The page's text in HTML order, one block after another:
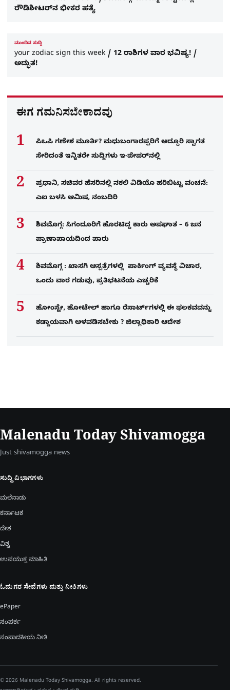
ರೌಡಿಶೀಟರ್​ನ ಭೀಕರ ಹತ್ಯೆ
ಮುಂದಿನ ಸುದ್ದಿ
your zodiac sign this week / 12 ರಾಶಿಗಳ ವಾರ ಭವಿಷ್ಯ! /
ಅದ್ಭುತ!
ಈಗ ಗಮನಿಸಬೇಕಾದವು
ಪಿಒಪಿ ಗಣೇಶ ಮೂರ್ತಿ? ಮಧುಬಂಗಾರಪ್ಪರಿಗೆ ಅದ್ದೂರಿ ಸ್ವಾಗತ
ಸೇರಿದಂತೆ ಇನ್ನಿತರೇ ಸುದ್ದಿಗಳು ಇ-ಪೇಪರ್​ನಲ್ಲಿ
ಪ್ರಧಾನಿ, ಸಚಿವರ ಹೆಸರಿನಲ್ಲಿ ನಕಲಿ ವಿಡಿಯೊ ಹರಿಬಿಟ್ಟು ವಂಚನೆ:
ಎಐ ಬಳಸಿ ಆಮಿಷ, ನಂಬದಿರಿ
ಶಿವಮೊಗ್ಗ: ಸಿಗಂದೂರಿಗೆ ಹೊರಟಿದ್ದ ಕಾರು ಅಪಘಾತ – 6 ಜನ
ಪ್ರಾಣಾಪಾಯದಿಂದ ಪಾರು
ಶಿವಮೊಗ್ಗ : ಖಾಸಗಿ ಆಸ್ಪತ್ರೆಗಳಲ್ಲಿ ಪಾರ್ಕಿಂಗ್​ ವ್ಯವಸ್ಥೆ ವಿಚಾರ,
ಒಂದು ವಾರ ಗಡುವು, ಪ್ರತಿಭಟನೆಯ ಎಚ್ಚರಿಕೆ
ಹೋಂಸ್ಟೇ, ಹೋಟೇಲ್ ಹಾಗೂ ರೆಸಾರ್ಟ್‌ಗಳಲ್ಲಿ ಈ ಫಲಕವವನ್ನು
ಕಡ್ಡಾಯವಾಗಿ ಅಳವಡಿಸಬೇಕು ? ಜಿಲ್ಲಾಧಿಕಾರಿ ಆದೇಶ
Malenadu Today Shivamogga
Just shivamogga news
ಸುದ್ದಿ ವಿಭಾಗಗಳು
ಮಲೆನಾಡು
ಕರ್ನಾಟಕ
ದೇಶ
ವಿಶ್ವ
ಉಪಯುಕ್ತ ಮಾಹಿತಿ
ಓದುಗರ ಸೇವೆಗಳು ಮತ್ತು ನೀತಿಗಳು
ePaper
ಸಂಪರ್ಕ
ಸಂಪಾದಕೀಯ ನೀತಿ
© 2026 Malenadu Today Shivamogga. All rights reserved.